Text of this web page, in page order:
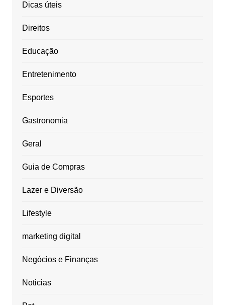
Dicas úteis
Direitos
Educação
Entretenimento
Esportes
Gastronomia
Geral
Guia de Compras
Lazer e Diversão
Lifestyle
marketing digital
Negócios e Finanças
Noticias